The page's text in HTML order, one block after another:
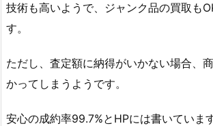
技術も高いようで、ジャンク品の買取も
す。
ただし、査定額に納得がいかない場合、
かってしまうようです。
安心の成約率99.7%とHPには書いていま